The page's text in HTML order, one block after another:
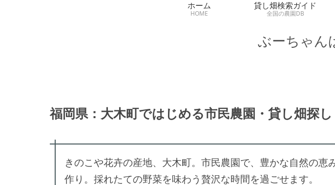
ぶーちゃん
ホーム
HOME
貸し畑検索ガイド
全国の農園DB
福岡県：大木町ではじめる市民農園・貸し畑探し
きのこや花卉の産地、大木町。市民農園で、豊かな自然の恵
作り。採れたての野菜を味わう贅沢な時間を過ごせます。